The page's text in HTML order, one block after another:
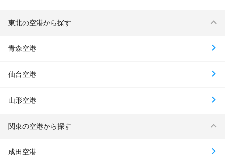
東北の空港から探す
青森空港
仙台空港
山形空港
関東の空港から探す
成田空港